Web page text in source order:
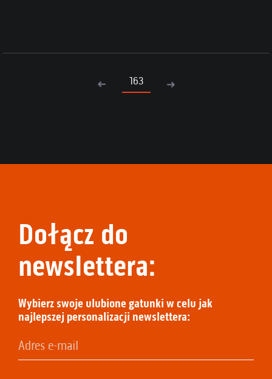
163
Dołącz do
newslettera:
Wybierz swoje ulubione gatunki w celu jak
najlepszej personalizacji newslettera: